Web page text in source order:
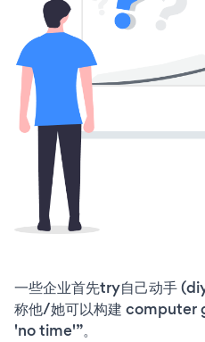
一些企业首先try自己动手
称他/她可以构建 computer
'no time'”。